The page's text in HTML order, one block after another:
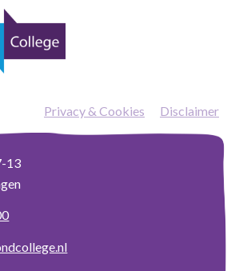
Privacy & Cookies Disclaimer
13